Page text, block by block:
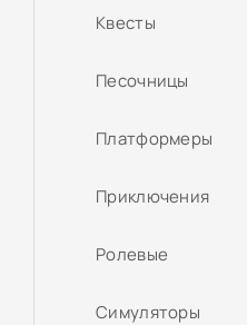
Квесты
Песочницы
Платформеры
Приключения
Ролевые
Симуляторы